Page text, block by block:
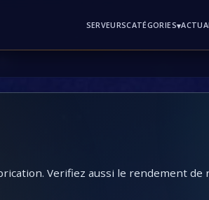
SERVEURSCATÉGORIES▾
Verifiez aussi le rendement de